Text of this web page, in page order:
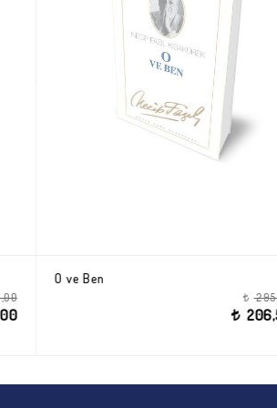
t 295,00
206,50
Yunus Emre
t